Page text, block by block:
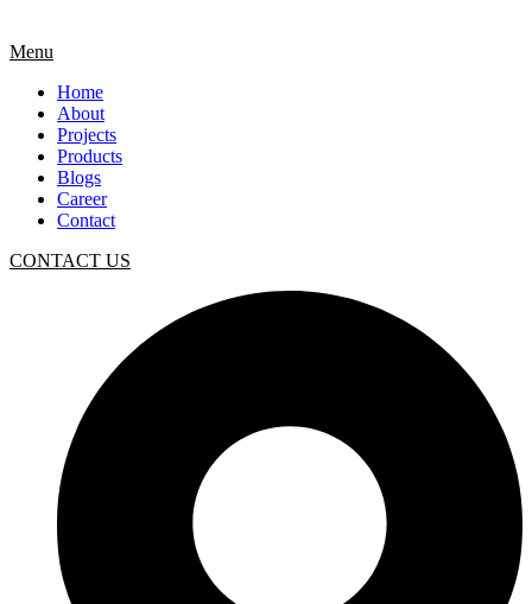
Menu
Home
About
Projects
Products
Blogs
Career
Contact
CONTACT US